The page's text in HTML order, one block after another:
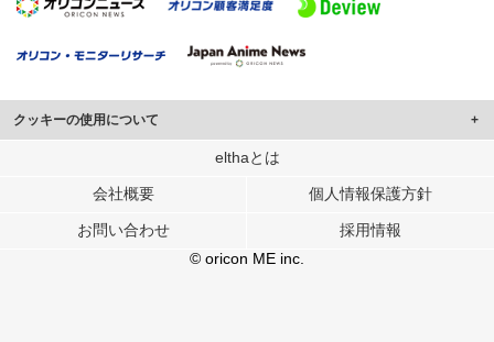
クッキーの使用について
このサイトでは Cookie を使用して、ユーザーに合わせたコンテンツや広告の
行っています。
メディアや広告配信、データ解析の各パートナーに提供しています。
各パートナーは、この情報とユーザーが各パートナーに提供した他の情報や、
ユーザーが各パートナーのサービスを使用したときに収集した他の情報を組み
elthaとは
会社概要 個人情報保護方針
お問い合わせ
採用情報
© oricon ME inc.